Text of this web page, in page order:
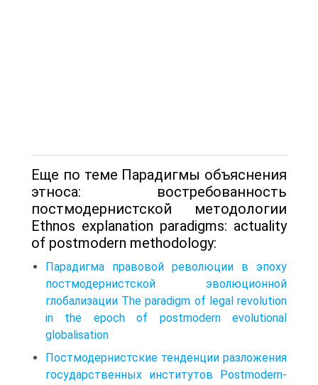
Еще по теме Парадигмы объяснения
этноса: востребованность
постмодернистской методологии
Ethnos explanation paradigms: actuality
of postmodern methodology:
Парадигма правовой революции в эпоху
постмодернистской эволюционной
глобализации The paradigm of legal revolution
in the epoch of postmodern evolutional
globalisation
Постмодернистские тенденции разложения
государственных институтов Postmodern-